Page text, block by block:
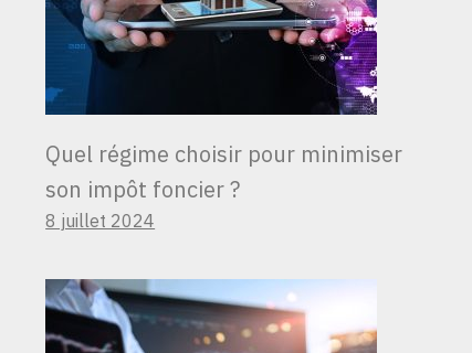
Quel régime choisir pour minimiser
son impôt foncier ?
8 juillet 2024